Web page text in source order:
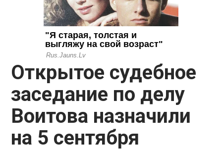
Открытое судебное
заседание по делу
Воитова назначили
на 5 сентября